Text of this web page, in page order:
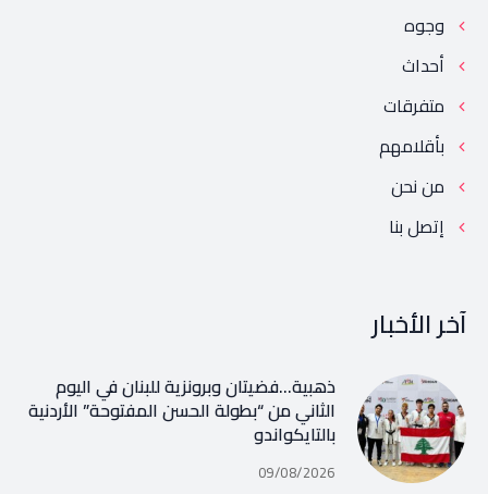
وجوه
أحداث
متفرقات
بأقلامهم
من نحن
إتصل بنا
آخر الأخبار
ذهبية…فضيتان وبرونزية للبنان في اليوم
الثاني من “بطولة الحسن المفتوحة” الأردنية
بالتايكواندو
09/08/2026